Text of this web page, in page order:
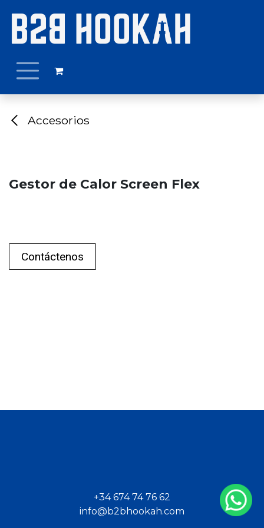
Accesorios
Gestor de Calor Screen Flex
Contáctenos
+34 674 74 76 62
info@b2bhookah.com